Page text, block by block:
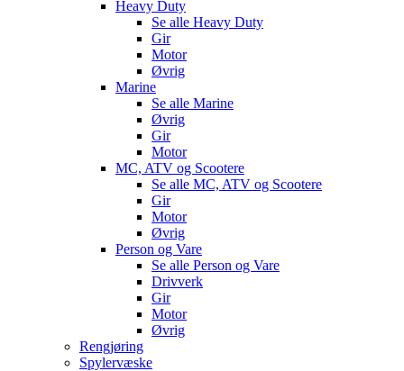
Heavy Duty
Se alle Heavy Duty
Gir
Motor
Øvrig
Marine
Se alle Marine
Øvrig
Gir
Motor
MC, ATV og Scootere
Se alle MC, ATV og Scootere
Gir
Motor
Øvrig
Person og Vare
Se alle Person og Vare
Drivverk
Gir
Motor
Øvrig
Rengjøring
Spylervæske